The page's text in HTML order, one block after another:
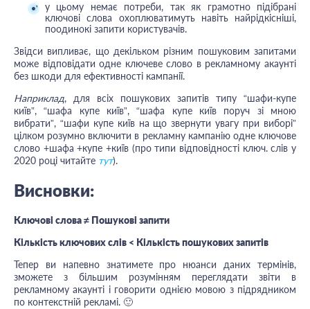
у цьому немає потреби, так як грамотно підібрані
ключові слова охоплюватимуть навіть найрідкісніші,
поодинокі запити користувачів.
Звідси випливає, що декільком різним пошуковим запитами
може відповідати одне ключеве слово в рекламному акаунті
без шкоди для ефективності кампанії.
Наприклад, для всіх пошукових запитів типу “шафи-купе
київ”, “шафа купе київ”, “шафа купе київ поруч зі мною
вибрати”, “шафи купе київ на що звернути увагу при виборі”
цілком розумно включити в рекламну кампанію одне ключове
слово +шафа +купе +київ (про типи відповідності ключ. слів у
2020 році читайте тут).
Висновки:
Ключові слова ≠ Пошукові запити
Кількість ключових слів < Кількість пошукових запитів
Тепер ви напевно знатимете про нюанси даних термінів,
зможете з більшим розумінням переглядати звіти в
рекламному акаунті і говорити однією мовою з підрядником
по контекстній рекламі. 🙂